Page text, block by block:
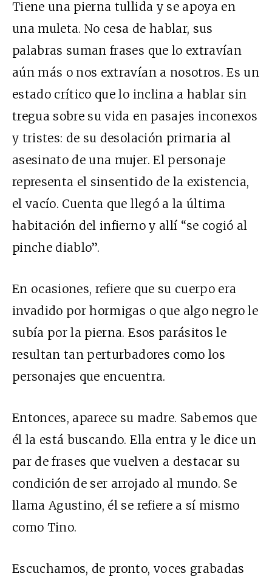
Tiene una pierna tullida y se apoya en
una muleta. No cesa de hablar, sus
palabras suman frases que lo extravían
aún más o nos extravían a nosotros. Es un
estado crítico que lo inclina a hablar sin
tregua sobre su vida en pasajes inconexos
y tristes: de su desolación primaria al
asesinato de una mujer. El personaje
representa el sinsentido de la existencia,
el vacío. Cuenta que llegó a la última
habitación del infierno y allí “se cogió al
pinche diablo”.
En ocasiones, refiere que su cuerpo era
invadido por hormigas o que algo negro le
subía por la pierna. Esos parásitos le
resultan tan perturbadores como los
personajes que encuentra.
Entonces, aparece su madre. Sabemos que
él la está buscando. Ella entra y le dice un
par de frases que vuelven a destacar su
condición de ser arrojado al mundo. Se
llama Agustino, él se refiere a sí mismo
como Tino.
Escuchamos, de pronto, voces grabadas